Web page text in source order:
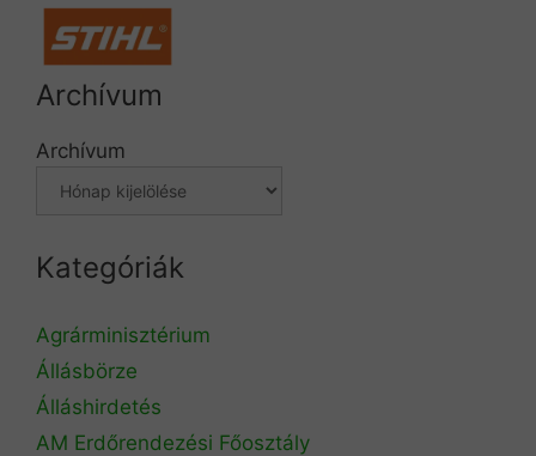
Archívum
Archívum
Kategóriák
Agrárminisztérium
Állásbörze
Álláshirdetés
AM Erdőrendezési Főosztály